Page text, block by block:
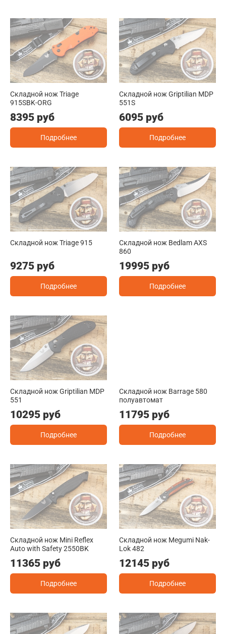
Складной нож Triage
915SBK-ORG
8395 руб
Подробнее
Складной нож Griptilian MDP
551S
6095 руб
Подробнее
Складной нож Triage 915
9275 руб
Подробнее
Складной нож Bedlam AXS
860
19995 руб
Подробнее
Складной нож Griptilian MDP
551
10295 руб
Подробнее
Складной нож Barrage 580
полуавтомат
11795 руб
Подробнее
Складной нож Mini Reflex
Auto with Safety 2550BK
11365 руб
Подробнее
Складной нож Megumi Nak-
Lok 482
12145 руб
Подробнее